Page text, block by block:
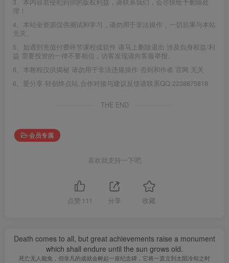
3、本内容若侵犯到你的版权利益，请联系我们，会尽快给予删除处
理！
4、本站全资源仅供测试和学习，请勿用于非法操作，一切后果与本站
无关。
5、如遇到充值付费环节课程或软件 请马上删除退出 涉及自身权益/利
益 需要投资的一律不要相信，访客发现请向客服举报。
6、本教程仅供揭秘 请勿用于非法违规操作 否则和作者 官网 无关
6、爱分享·轻创终点站,合作对接与建议反馈请联系QQ:2238875818
THE END
会员专属
喜欢就支持一下吧
点赞 111 分享 收藏
Death comes to all, but great achievements raise a monument
which shall endure until the sun grows old.
死亡无人能免，但非凡的成就会树起一座纪念碑，它将一直立到太阳冷却之时